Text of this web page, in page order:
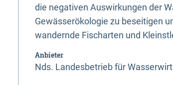
die negativen Auswirkungen der
Gewässerökologie zu beseitigen
wandernde Fischarten und
Anbieter
Nds. Landesbetrieb für